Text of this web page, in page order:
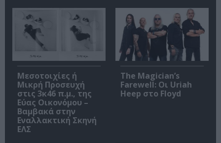
Μεσοτοιχίες ή
Μικρή Προσευχή
στις 3κ46 π.μ., της
Εύας Οικονόμου –
Βαμβακά στην
Εναλλακτική Σκηνή
ΕΛΣ
The Magician’s
Farewell: Οι Uriah
Heep στο Floyd